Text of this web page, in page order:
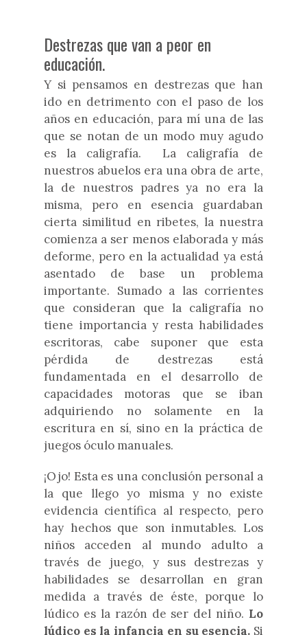
Destrezas que van a peor en
educación.
Y si pensamos en destrezas que han
ido en detrimento con el paso de los
años en educación, para mí una de las
que se notan de un modo muy agudo
es la caligrafía. La caligrafía de
nuestros abuelos era una obra de arte,
la de nuestros padres ya no era la
misma, pero en esencia guardaban
cierta similitud en ribetes, la nuestra
comienza a ser menos elaborada y más
deforme, pero en la actualidad ya está
asentado de base un problema
importante. Sumado a las corrientes
que consideran que la caligrafía no
tiene importancia y resta habilidades
escritoras, cabe suponer que esta
pérdida de destrezas está
fundamentada en el desarrollo de
capacidades motoras que se iban
adquiriendo no solamente en la
escritura en sí, sino en la práctica de
juegos óculo manuales.
¡Ojo! Esta es una conclusión personal a
la que llego yo misma y no existe
evidencia científica al respecto, pero
hay hechos que son inmutables. Los
niños acceden al mundo adulto a
través de juego, y sus destrezas y
habilidades se desarrollan en gran
medida a través de éste, porque lo
lúdico es la razón de ser del niño. Lo
lúdico es la infancia en su esencia. Si